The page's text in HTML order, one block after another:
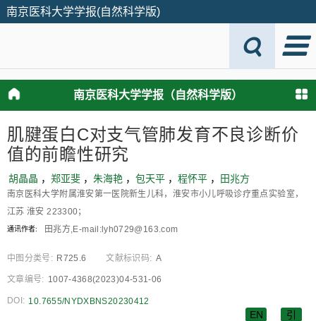
南京医科大学学报(自然科学版)
南京医科大学学报（自然科学版）
引
EN
肌腱蛋白C对支气管肺发育不良诊断价
值的前瞻性研究
胡晶晶 ， 郑亚斐 ， 朱海艳 ， 包天平 ， 程怀平 ， 田兆方
南京医科大学附属淮安第一医院新生儿科，淮安市小儿呼吸诊疗重点实验室，
江苏 淮安 223300；
通讯作者: 田兆方,E-mail:lyh0729@163.com
中图分类号: R725.6 文献标识码: A
文章编号: 1007-4368(2023)04-531-06
DOI: 10.7655/NYDXBNS20230412